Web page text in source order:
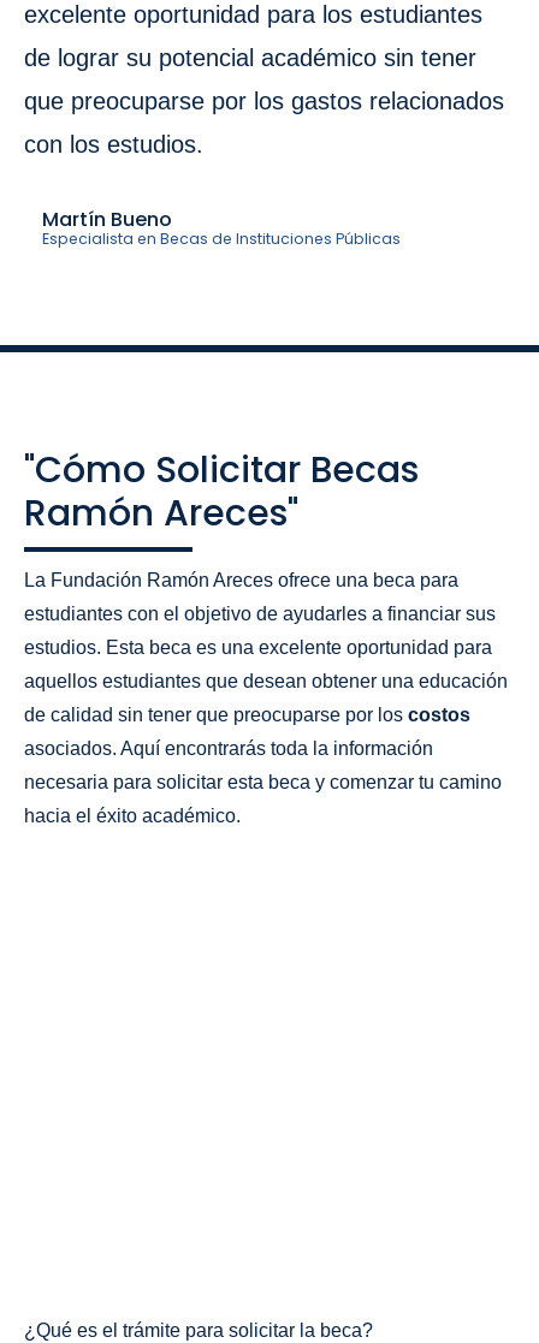
excelente oportunidad para los estudiantes
de lograr su potencial académico sin tener
que preocuparse por los gastos relacionados
con los estudios.
Martín Bueno
Especialista en Becas de Instituciones Públicas
"Cómo Solicitar Becas
Ramón Areces"
La Fundación Ramón Areces ofrece una beca para
estudiantes con el objetivo de ayudarles a financiar sus
estudios. Esta beca es una excelente oportunidad para
aquellos estudiantes que desean obtener una educación
de calidad sin tener que preocuparse por los costos
asociados. Aquí encontrarás toda la información
necesaria para solicitar esta beca y comenzar tu camino
hacia el éxito académico.
¿Qué es el trámite para solicitar la beca?